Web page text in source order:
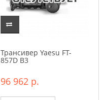
Трансивер Yaesu FT-
857D B3
96 962 р.